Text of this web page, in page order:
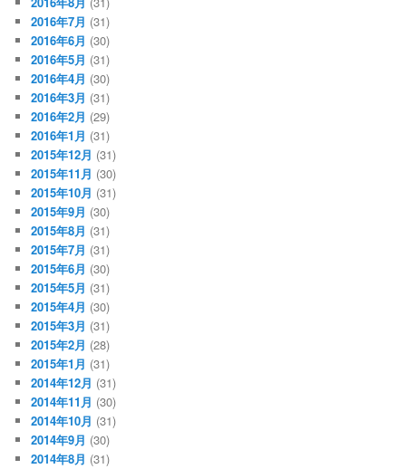
2016年7月 (31)
2016年6月 (30)
2016年5月 (31)
2016年4月 (30)
2016年3月 (31)
2016年2月 (29)
2016年1月 (31)
2015年12月 (31)
2015年11月 (30)
2015年10月 (31)
2015年9月 (30)
2015年8月 (31)
2015年7月 (31)
2015年6月 (30)
2015年5月 (31)
2015年4月 (30)
2015年3月 (31)
2015年2月 (28)
2015年1月 (31)
2014年12月 (31)
2014年11月 (30)
2014年10月 (31)
2014年9月 (30)
2014年8月 (31)